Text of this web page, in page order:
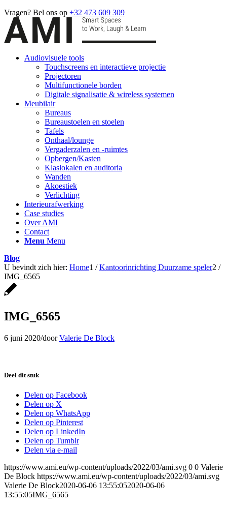
Vragen? Bel ons op +32 473 609 309
Audiovisuele tools
Touchscreens en interactieve projectie
Projectoren
Multifunctionele borden
Digitale signalisatie & wireless systemen
Meubilair
Bureaus
Bureaustoelen en stoelen
Tafels
Onthaal/lounge
Vergaderzalen en -ruimtes
Opbergen/Kasten
Klaslokalen en auditoria
Wanden
Akoestiek
Verlichting
Interieurafwerking
Case studies
Over AMI
Contact
Menu Menu
Blog
U bevindt zich hier: Home1 / Kantoorinrichting Duurzame speler2 /
IMG_6565
IMG_6565
6 juni 2020/doorValerie De Block
Deel dit stuk
Delen op Facebook
Delen op X
Delen op WhatsApp
Delen op Pinterest
Delen op LinkedIn
Delen op Tumblr
Delen via e-mail
https://www.ami.eu/wp-content/uploads/2022/03/ami.svg 0 0 Valerie
De Block https://www.ami.eu/wp-content/uploads/2022/03/ami.svg
Valerie De Block2020-06-06 13:55:052020-06-06
13:55:05IMG_6565